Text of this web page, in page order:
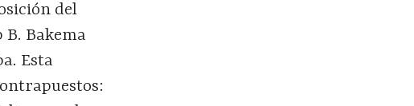
del
B. Bakema
Esta